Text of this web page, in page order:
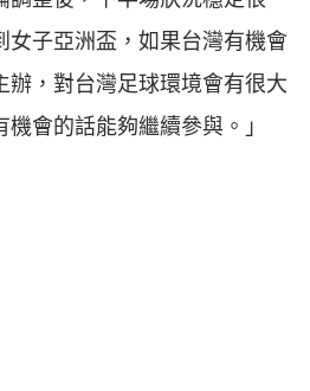
女子亞洲盃，如果台灣有機會
辦，對台灣足球環境會有很大
會的話能夠繼續參與。」